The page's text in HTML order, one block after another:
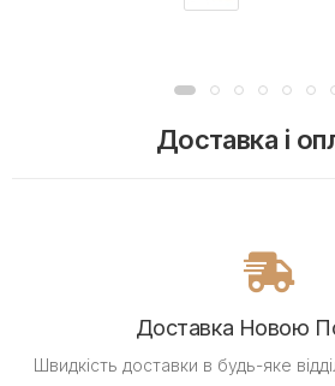
Доставка і
Доставка Новою
Швидкість доставки в будь-яке